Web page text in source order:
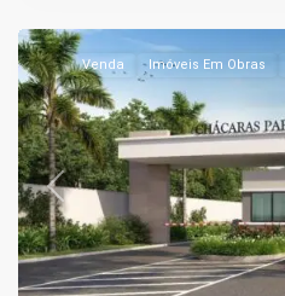
Previous
Venda Imóveis Em Obras